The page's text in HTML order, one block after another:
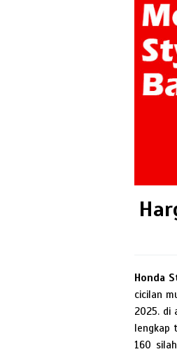
Honda
cicilan
2025. di
lengkap
160